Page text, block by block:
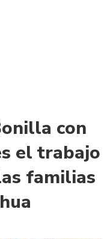
con
el trabajo
familias